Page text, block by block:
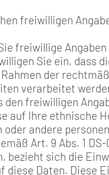
freiwilligen
freiwillige
Sie ein, dass
Rahmen der
verarbeitet
den freiwilligen
auf Ihre ethnische
oder andere
Art. 9 Abs. 1 DS-
bezieht sich die
diese Daten. Diese